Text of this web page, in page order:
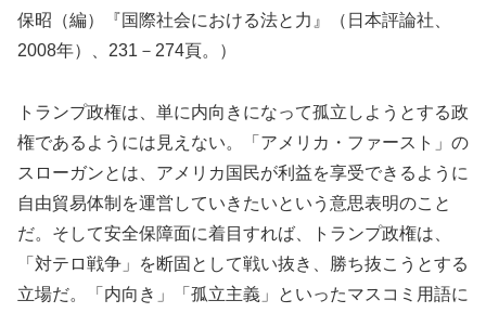
保昭（編）『国際社会における法と力』（日本評論社、
2008年）、231－274頁。）
トランプ政権は、単に内向きになって孤立しようとする政
権であるようには見えない。「アメリカ・ファースト」の
スローガンとは、アメリカ国民が利益を享受できるように
自由貿易体制を運営していきたいという意思表明のこと
だ。そして安全保障面に着目すれば、トランプ政権は、
「対テロ戦争」を断固として戦い抜き、勝ち抜こうとする
立場だ。「内向き」「孤立主義」といったマスコミ用語に